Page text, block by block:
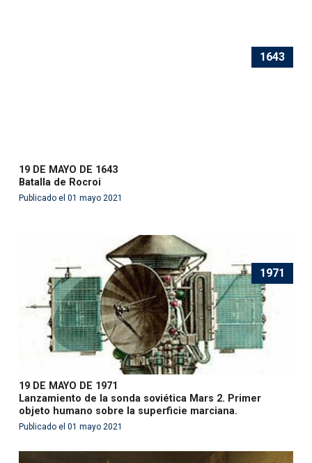
1643
19 DE MAYO DE 1643
Batalla de Rocroi
Publicado el 01 mayo 2021
1971
19 DE MAYO DE 1971
Lanzamiento de la sonda soviética Mars 2. Primer
objeto humano sobre la superficie marciana.
Publicado el 01 mayo 2021